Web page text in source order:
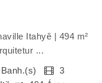
Itahyê | 494 m²
...
Banh.(s)
3